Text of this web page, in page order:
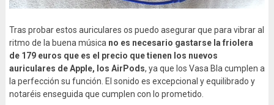
Tras probar estos auriculares os puedo asegurar que para vibrar al
ritmo de la buena música no es necesario gastarse la friolera
de 179 euros que es el precio que tienen los nuevos
auriculares de Apple, los AirPods, ya que los Vasa Bla cumplen a
la perfección su función. El sonido es excepcional y equilibrado y
notaréis enseguida que cumplen con lo prometido.